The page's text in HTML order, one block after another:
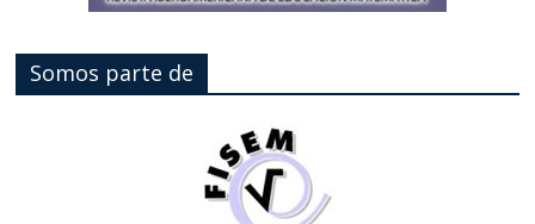
Somos parte de